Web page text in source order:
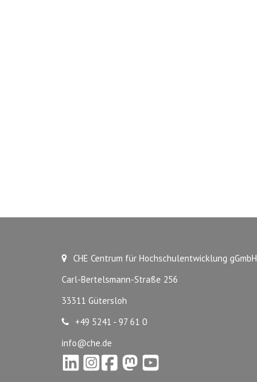
CHE Centrum für Hochschulentwicklung gGmbH
Carl-Bertelsmann-Straße 256
33311 Gütersloh
+49 5241 - 97 61 0
info@che.de